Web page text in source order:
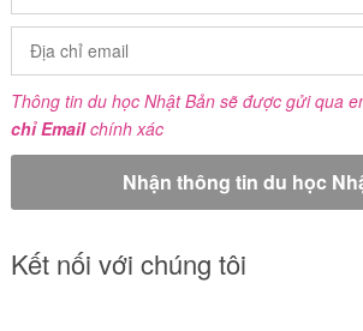
Thông tin du học Nhật Bản sẽ được gửi qua
chỉ Emailchính xác
Kết nối với chúng tôi